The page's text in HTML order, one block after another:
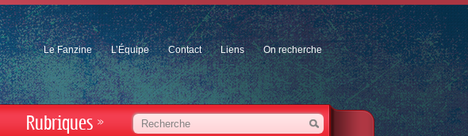
Le Fanzine L’Équipe Contact Liens On recherche
Rubriques »